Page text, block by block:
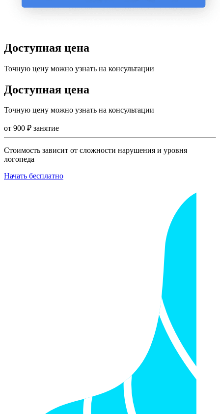
Доступная цена
Точную цену можно узнать на консультации
Доступная цена
Точную цену можно узнать на консультации
от 900 ₽ занятие
Стоимость зависит от сложности нарушения и уровня
логопеда
Начать бесплатно